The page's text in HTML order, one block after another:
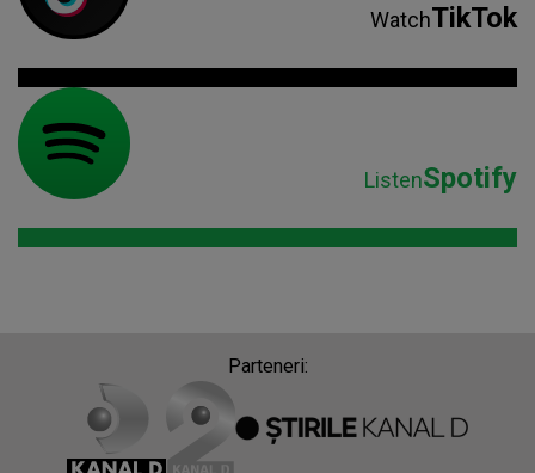
WatchTikTok
ListenSpotify
Parteneri: